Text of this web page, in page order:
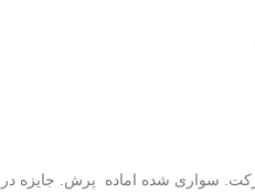
سواری شده اماده پرش. جایزه در